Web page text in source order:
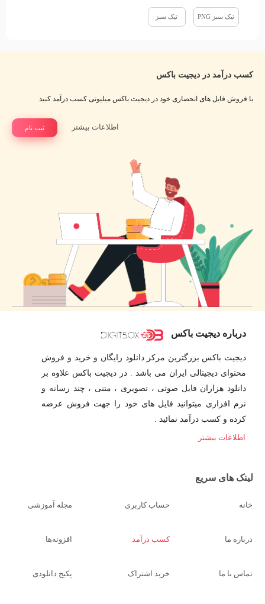
تیک سبز PNG تیک سبز
کسب درآمد در دیجیت باکس
با فروش فایل های انحصاری خود در دیجیت باکس میلیونی کسب درآمد کنید
ثبت نام اطلاعات بیشتر
درباره دیجیت باکس
دیجیت باکس بزرگترین مرکز دانلود رایگان و خرید و فروش
محتوای دیجیتالی ایران می باشد . در دیجیت باکس علاوه بر
دانلود هزاران فایل صوتی ، تصویری ، متنی ، چند رسانه و
نرم افزاری میتوانید فایل های خود را جهت فروش عرضه
کرده و کسب درآمد نمائید .
اطلاعات بیشتر
لینک های سریع
خانه
درباره ما
تماس با ما
حساب کاربری
کسب درآمد
خرید اشتراک
مجله آموزشی
افزونه‌ها
پکیج دانلودی